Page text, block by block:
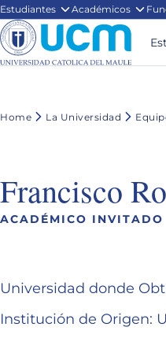
Estudiantes Académicos
Home La Universidad
Francisco
ACADÉMICO INVITADO
Universidad donde
Institución de Origen: